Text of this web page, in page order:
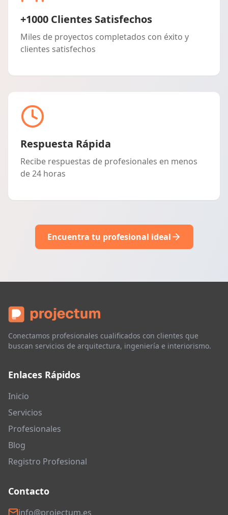
+1000 Clientes Satisfechos
Miles de proyectos completados con éxito y
clientes satisfechos
Respuesta Rápida
Recibe respuestas de profesionales en menos
de 24 horas
Encuentra tu profesional ideal
Conectamos profesionales cualificados con clientes que
buscan servicios de arquitectura, ingeniería e interiorismo.
Enlaces Rápidos
Inicio
Servicios
Profesionales
Blog
Registro Profesional
Contacto
info@projectum.es